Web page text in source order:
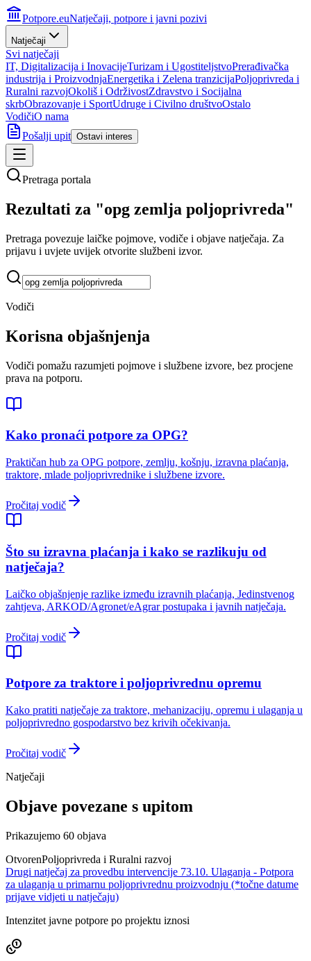
Potpore.euNatječaji, potpore i javni pozivi
Natječaji
Svi natječaji
IT, Digitalizacija i InovacijeTurizam i UgostiteljstvoPrerađivačka
industrija i ProizvodnjaEnergetika i Zelena tranzicijaPoljoprivreda i
Ruralni razvojOkoliš i OdrživostZdravstvo i Socijalna
skrbObrazovanje i SportUdruge i Civilno društvoOstalo
VodičiO nama
Pošalji upit Ostavi interes
Pretraga portala
Rezultati za "opg zemlja poljoprivreda"
Pretraga povezuje laičke pojmove, vodiče i objave natječaja. Za
prijavu i uvjete uvijek otvorite službeni izvor.
Vodiči
Korisna objašnjenja
Vodiči pomažu razumjeti pojmove i službene izvore, bez procjene
prava na potporu.
Kako pronaći potpore za OPG?
Praktičan hub za OPG potpore, zemlju, košnju, izravna plaćanja,
traktore, mlade poljoprivrednike i službene izvore.
Pročitaj vodič
Što su izravna plaćanja i kako se razlikuju od
natječaja?
Laičko objašnjenje razlike između izravnih plaćanja, Jedinstvenog
zahtjeva, ARKOD/Agronet/eAgrar postupaka i javnih natječaja.
Pročitaj vodič
Potpore za traktore i poljoprivrednu opremu
Kako pratiti natječaje za traktore, mehanizaciju, opremu i ulaganja u
poljoprivredno gospodarstvo bez krivih očekivanja.
Pročitaj vodič
Natječaji
Objave povezane s upitom
Prikazujemo 60 objava
OtvorenPoljoprivreda i Ruralni razvoj
Drugi natječaj za provedbu intervencije 73.10. Ulaganja - Potpora
za ulaganja u primarnu poljoprivrednu proizvodnju (*točne datume
prijave vidjeti u natječaju)
Intenzitet javne potpore po projektu iznosi